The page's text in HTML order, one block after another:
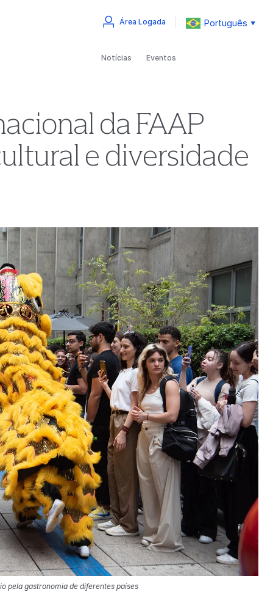
Área Logada Português ▼
Notícias Eventos
da FAAP
e diversidade
pela gastronomia de diferentes países